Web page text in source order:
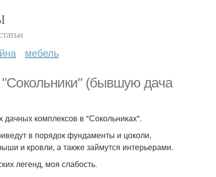
мебель
(бывшую дача
комплексов в "Сокольниках".
в порядок фундаменты и цоколи,
и кровли, а также займутся интерьерами.
легенд, моя слабость.